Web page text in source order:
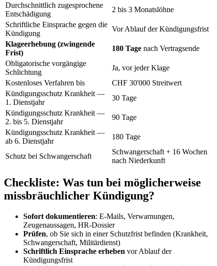
Durchschnittlich zugesprochene
Entschädigung
2 bis 3 Monatslöhne
Schriftliche Einsprache gegen die
Kündigung
Vor Ablauf der Kündigungsfrist
Klageerhebung (zwingende
Frist)
180 Tage nach Vertragsende
Obligatorische vorgängige
Schlichtung
Ja, vor jeder Klage
Kostenloses Verfahren bis
CHF 30'000 Streitwert
Kündigungsschutz Krankheit —
1. Dienstjahr
30 Tage
Kündigungsschutz Krankheit —
2. bis 5. Dienstjahr
90 Tage
Kündigungsschutz Krankheit —
ab 6. Dienstjahr
180 Tage
Schutz bei Schwangerschaft
Schwangerschaft + 16 Wochen
nach Niederkunft
Checkliste: Was tun bei möglicherweise
missbräuchlicher Kündigung?
Sofort dokumentieren: E-Mails, Verwarnungen,
Zeugenaussagen, HR-Dossier
Prüfen, ob Sie sich in einer Schutzfrist befinden (Krankheit,
Schwangerschaft, Militärdienst)
Schriftlich Einsprache erheben vor Ablauf der
Kündigungsfrist